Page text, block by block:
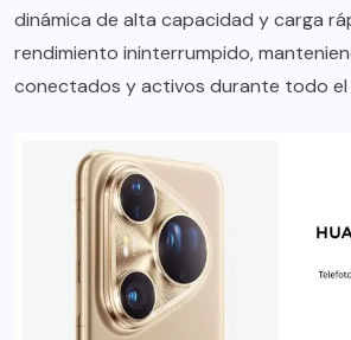
dinámica de alta capacidad y carga
rendimiento ininterrumpido,
conectados y activos durante todo el